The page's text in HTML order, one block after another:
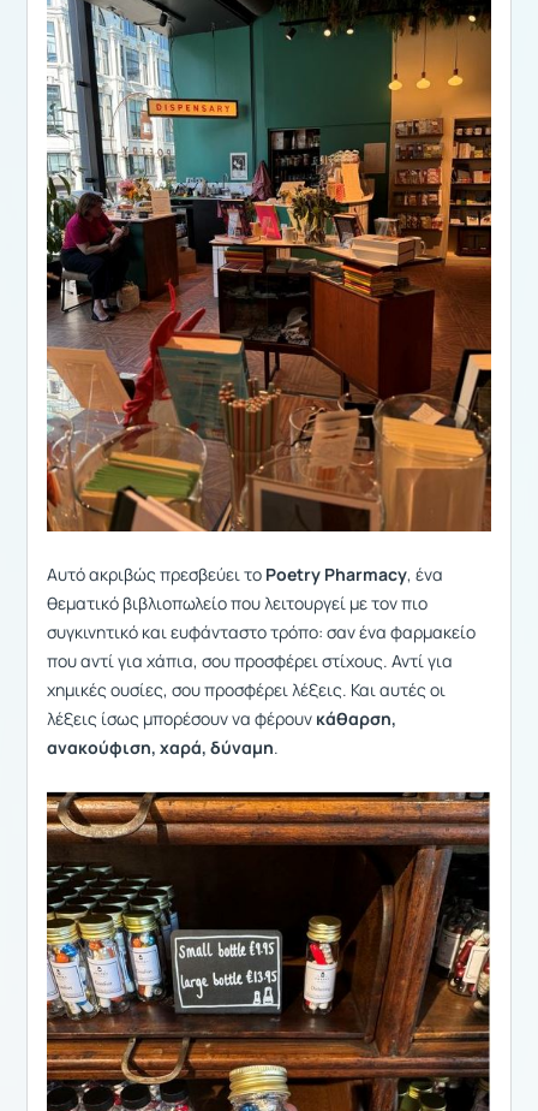
Αυτό ακριβώς πρεσβεύει το Poetry Pharmacy, ένα
θεματικό βιβλιοπωλείο που λειτουργεί με τον πιο
συγκινητικό και ευφάνταστο τρόπο: σαν ένα φαρμακείο
που αντί για χάπια, σου προσφέρει στίχους. Αντί για
χημικές ουσίες, σου προσφέρει λέξεις. Και αυτές οι
λέξεις ίσως μπορέσουν να φέρουν κάθαρση,
ανακούφιση, χαρά, δύναμη.